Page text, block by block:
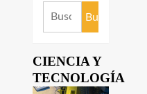
Buscar:
CIENCIA Y
TECNOLOGÍA